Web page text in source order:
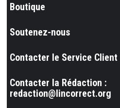
Boutique
Soutenez-nous
Contacter le Service Client
Contacter la Rédaction :
redaction@lincorrect.org